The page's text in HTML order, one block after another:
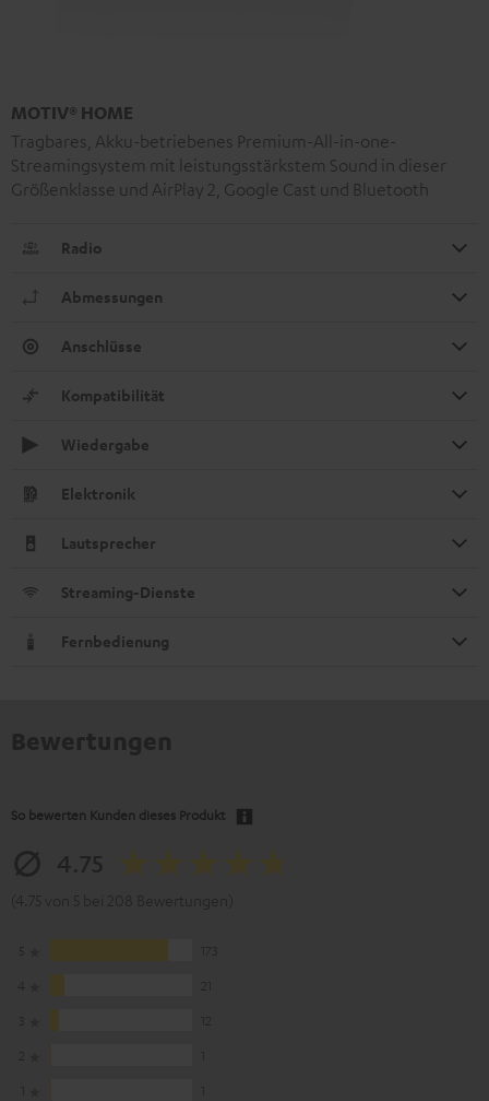
MOTIV® HOME
Tragbares, Akku-betriebenes Premium-All-in-one-
Streamingsystem mit leistungsstärkstem Sound in dieser
Größenklasse und AirPlay 2, Google Cast und Bluetooth
Radio
Abmessungen
Anschlüsse
Kompatibilität
Wiedergabe
Elektronik
Lautsprecher
Streaming-Dienste
Fernbedienung
So bewerten Kunden dieses Produkt